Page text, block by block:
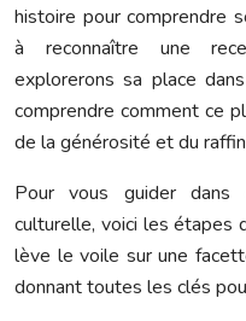
histoire pour comprendre
à reconnaître une
explorerons sa place
comprendre comment ce
de la générosité et du
Pour vous guider
culturelle, voici les étapes
lève le voile sur une
donnant toutes les clés